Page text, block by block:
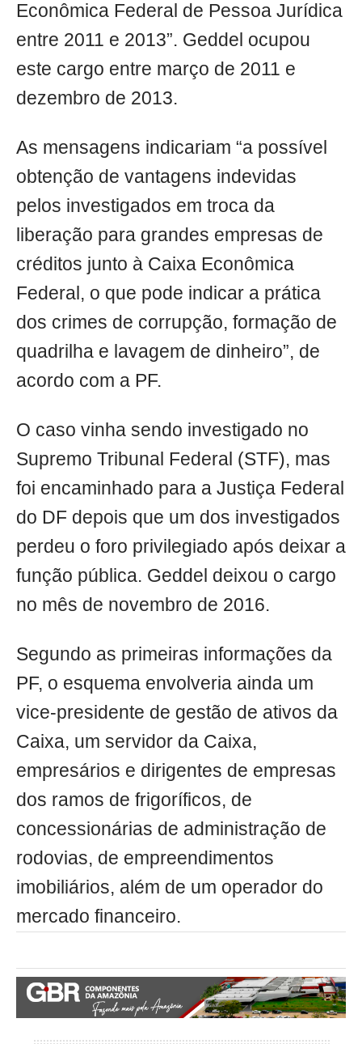
Econômica Federal de Pessoa Jurídica
entre 2011 e 2013”. Geddel ocupou
este cargo entre março de 2011 e
dezembro de 2013.
As mensagens indicariam “a possível
obtenção de vantagens indevidas
pelos investigados em troca da
liberação para grandes empresas de
créditos junto à Caixa Econômica
Federal, o que pode indicar a prática
dos crimes de corrupção, formação de
quadrilha e lavagem de dinheiro”, de
acordo com a PF.
O caso vinha sendo investigado no
Supremo Tribunal Federal (STF), mas
foi encaminhado para a Justiça Federal
do DF depois que um dos investigados
perdeu o foro privilegiado após deixar a
função pública. Geddel deixou o cargo
no mês de novembro de 2016.
Segundo as primeiras informações da
PF, o esquema envolveria ainda um
vice-presidente de gestão de ativos da
Caixa, um servidor da Caixa,
empresários e dirigentes de empresas
dos ramos de frigoríficos, de
concessionárias de administração de
rodovias, de empreendimentos
imobiliários, além de um operador do
mercado financeiro.